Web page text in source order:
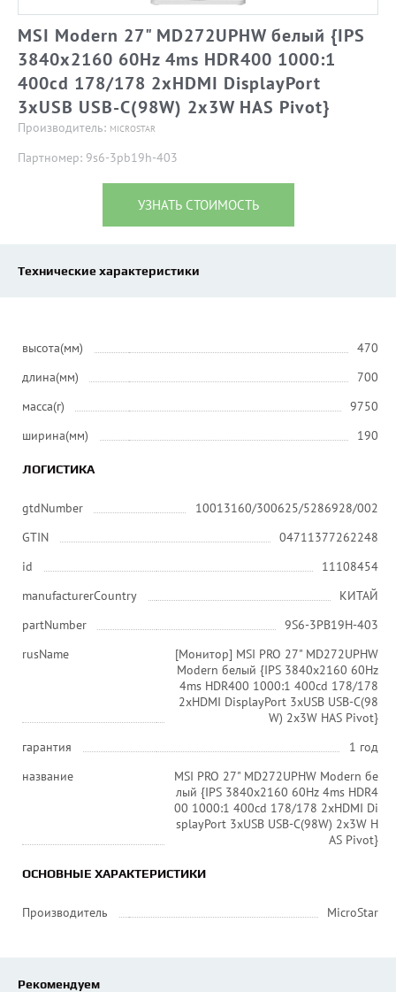
MSI Modern 27" MD272UPHW белый {IPS
3840x2160 60Hz 4ms HDR400 1000:1
400cd 178/178 2xHDMI DisplayPort
3xUSB USB-C(98W) 2x3W HAS Pivot}
Производитель: MICROSTAR
Партномер: 9s6-3pb19h-403
УЗНАТЬ СТОИМОСТЬ
Технические характеристики
высота(мм)
470
длина(мм)
700
масса(г)
9750
ширина(мм)
190
ЛОГИСТИКА
gtdNumber
10013160/300625/5286928/002
GTIN
04711377262248
id
11108454
manufacturerCountry
КИТАЙ
partNumber
9S6-3PB19H-403
rusName
[Монитор] MSI PRO 27" MD272UPHW
Modern белый {IPS 3840x2160 60Hz
4ms HDR400 1000:1 400cd 178/178
2xHDMI DisplayPort 3xUSB USB-C(98
W) 2x3W HAS Pivot}
гарантия
1 год
название
MSI PRO 27" MD272UPHW Modern бе
лый {IPS 3840x2160 60Hz 4ms HDR4
00 1000:1 400cd 178/178 2xHDMI Di
splayPort 3xUSB USB-C(98W) 2x3W H
AS Pivot}
ОСНОВНЫЕ ХАРАКТЕРИСТИКИ
Производитель MicroStar
Рекомендуем